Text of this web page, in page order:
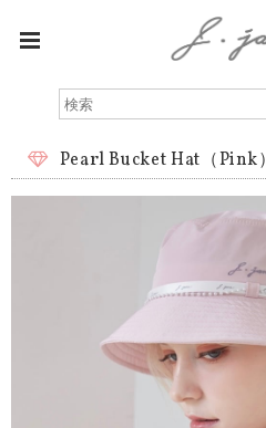
Pearl Bucket Hat（Pink）